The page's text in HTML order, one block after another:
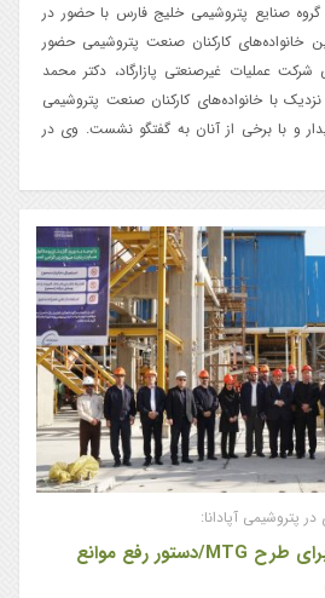
صنایع پتروشیمی خلیج فارس با حضور در
خانواده‌های کارکنان صنعت پتروشیمی حضور
عملیات غیرصنعتی پازارگاد، دکتر محمد
با خانواده‌های کارکنان صنعت پتروشیمی
و با برخی از آنان به گفتگو نشست. وی در
پتروشیمی آپادانا:
حل مسئله تامین زمین برای طرح MTG/دستور رفع موانع